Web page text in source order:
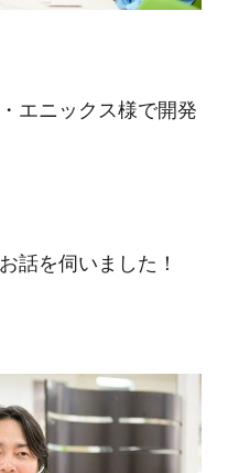
エニックス様で開発
話を伺いました！